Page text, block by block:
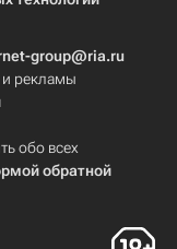
group@ria.ru
рекламы
обо всех
обратной